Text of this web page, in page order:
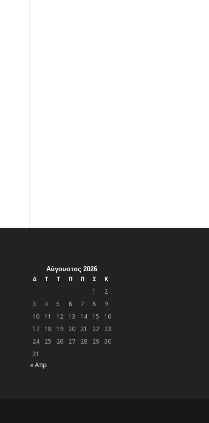
Αύγουστος 2026
Δ Τ Τ Π Π Σ
Κ
1
2
3
4 5 6 7 8
9
10
11 12 13 14 15
16
17
18 19 20 21 22
23
24
25 26 27 28 29 30
31
« Απρ